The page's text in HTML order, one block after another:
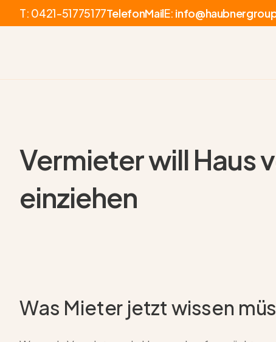
T: 0421-51775177TelefonMailE:
Vermieter will Haus
einziehen
Was Mieter jetzt wissen